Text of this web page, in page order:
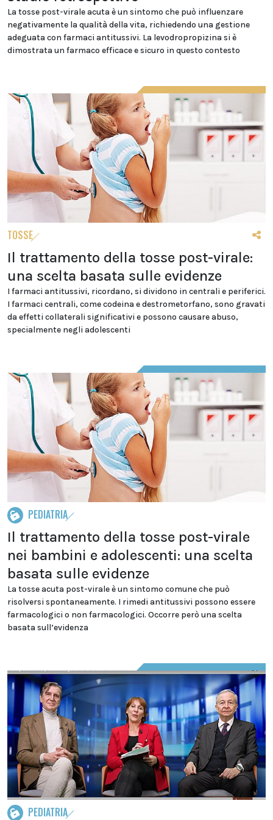
La tosse post-virale acuta è un sintomo che può influenzare
negativamente la qualità della vita, richiedendo una gestione
adeguata con farmaci antitussivi. La levodropropizina si è
dimostrata un farmaco efficace e sicuro in questo contesto
TOSSE
Il trattamento della tosse post-virale:
una scelta basata sulle evidenze
I farmaci antitussivi, ricordano, si dividono in centrali e periferici.
I farmaci centrali, come codeina e destrometorfano, sono gravati
da effetti collaterali significativi e possono causare abuso,
specialmente negli adolescenti
PEDIATRIA
Il trattamento della tosse post-virale
nei bambini e adolescenti: una scelta
basata sulle evidenze
La tosse acuta post-virale è un sintomo comune che può
risolversi spontaneamente. I rimedi antitussivi possono essere
farmacologici o non farmacologici. Occorre però una scelta
basata sull’evidenza
PEDIATRIA